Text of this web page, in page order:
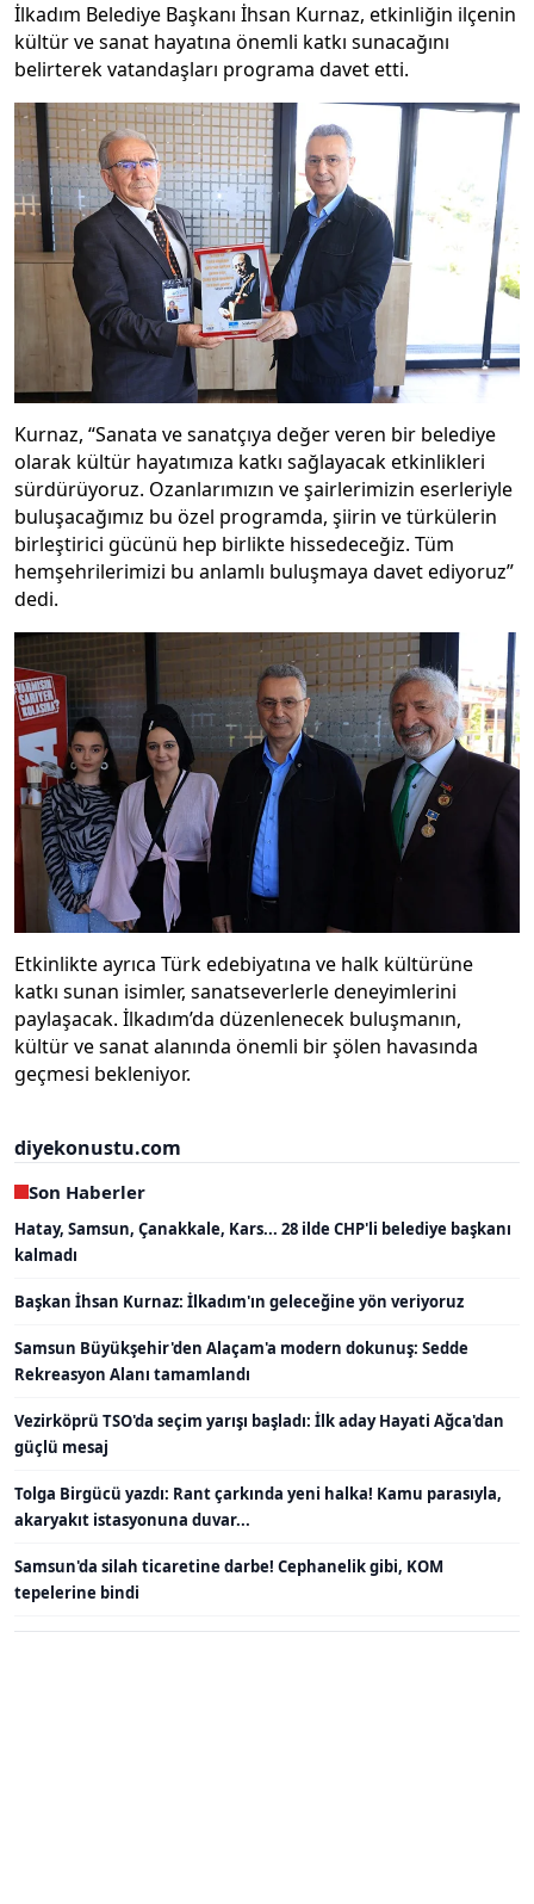
İlkadım Belediye Başkanı İhsan Kurnaz, etkinliğin ilçenin
kültür ve sanat hayatına önemli katkı sunacağını
belirterek vatandaşları programa davet etti.
Kurnaz, “Sanata ve sanatçıya değer veren bir belediye
olarak kültür hayatımıza katkı sağlayacak etkinlikleri
sürdürüyoruz. Ozanlarımızın ve şairlerimizin eserleriyle
buluşacağımız bu özel programda, şiirin ve türkülerin
birleştirici gücünü hep birlikte hissedeceğiz. Tüm
hemşehrilerimizi bu anlamlı buluşmaya davet ediyoruz”
dedi.
Etkinlikte ayrıca Türk edebiyatına ve halk kültürüne
katkı sunan isimler, sanatseverlerle deneyimlerini
paylaşacak. İlkadım’da düzenlenecek buluşmanın,
kültür ve sanat alanında önemli bir şölen havasında
geçmesi bekleniyor.
diyekonustu.com
Son Haberler
Hatay, Samsun, Çanakkale, Kars... 28 ilde CHP'li belediye başkanı
kalmadı
Başkan İhsan Kurnaz: İlkadım'ın geleceğine yön veriyoruz
Samsun Büyükşehir'den Alaçam'a modern dokunuş: Sedde
Rekreasyon Alanı tamamlandı
Vezirköprü TSO'da seçim yarışı başladı: İlk aday Hayati Ağca'dan
güçlü mesaj
Tolga Birgücü yazdı: Rant çarkında yeni halka! Kamu parasıyla,
akaryakıt istasyonuna duvar...
Samsun'da silah ticaretine darbe! Cephanelik gibi, KOM
tepelerine bindi